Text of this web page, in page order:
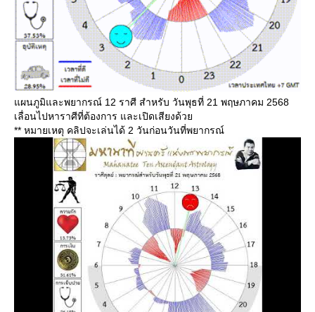
ผนภูมิและพยากรณ์ 12 ราศี สำหรับ วันพุธที่ 21 พฤษภาคม 2568
เลื่อนไปหาราศีที่ต้องการ และเปิดเสียงด้ว
** หมายเหตุ คลิปจะเล่นได้ 2 วันก่อนวันที่พยากรณ์